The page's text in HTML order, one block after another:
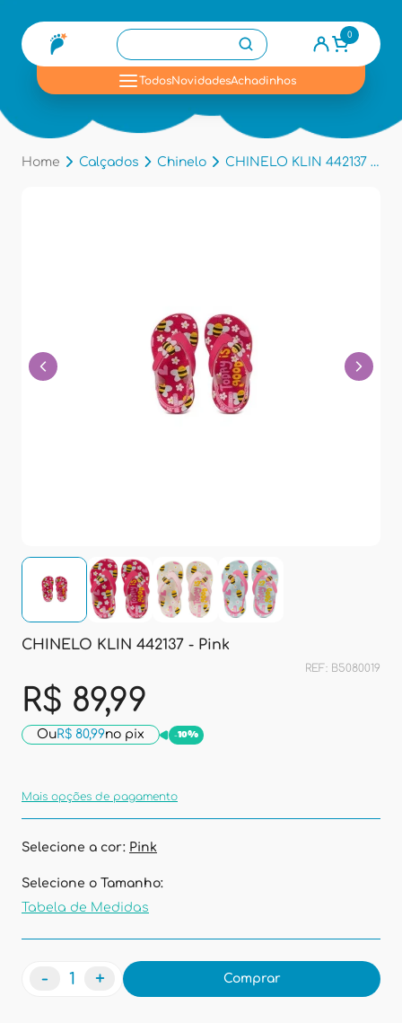
0
TodosNovidadesAchadinhos
Home Calçados Chinelo CHINELO KLIN 442137 - Pink
CHINELO KLIN 442137 - Pink
REF: B5080019
R$ 89,99
OuR$ 80,99no pix -10%
Mais opções de pagamento
Selecione a cor: Pink
Selecione o Tamanho:
Tabela de Medidas
- + Comprar